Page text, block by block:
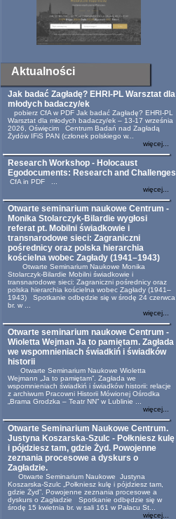
Aktualności
Jak badać Zagładę? EHRI-PL Warsztat dla
młodych badaczy/ek
pobierz CfA w PDF Jak badać Zagładę? EHRI-PL
Warsztat dla młodych badaczy/ek – 13-17 września
2026, Oświęcim Centrum Badań nad Zagładą
Żydów IFiS PAN (członek polskiego w...
więcej...
Research Workshop - Holocaust
Egodocuments: Research and Challenges
CfA in PDF ...
więcej...
Otwarte seminarium naukowe Centrum -
Monika Stolarczyk-Bilardie wygłosi
referat pt. Mobilni świadkowie i
transnarodowe sieci: Zagraniczni
pośrednicy oraz polska hierarchia
kościelna wobec Zagłady (1941–1943)
Otwarte Seminarium Naukowe Monika
Stolarczyk-Bilardie Mobilni świadkowie i
transnarodowe sieci: Zagraniczni pośrednicy oraz
polska hierarchia kościelna wobec Zagłady (1941–
1943) Spotkanie odbędzie się w środę 24 czerwca
br. w ...
więcej...
Otwarte seminarium naukowe Centrum -
Wioletta Wejman Ja to pamiętam. Zagłada
we wspomnieniach świadkiń i świadków
historii
Otwarte Seminarium Naukowe Wioletta
Wejmann „Ja to pamiętam”. Zagłada we
wspomnieniach świadkiń i świadków historii: relacje
z archiwum Pracowni Historii Mówionej Ośrodka
„Brama Grodzka – Teatr NN” w Lublinie ...
więcej...
Otwarte Seminarium Naukowe Centrum.
Justyna Koszarska-Szulc - Połkniesz kulę
i pójdziesz tam, gdzie Żyd. Powojenne
zeznania procesowe a dyskurs o
Zagładzie.
Otwarte Seminarium Naukowe Justyna
Koszarska-Szulc „Połkniesz kulę i pójdziesz tam,
gdzie Żyd”. Powojenne zeznania procesowe a
dyskurs o Zagładzie Spotkanie odbędzie się w
środę 15 kwietnia br. w sali 161 w Pałacu St...
więcej...